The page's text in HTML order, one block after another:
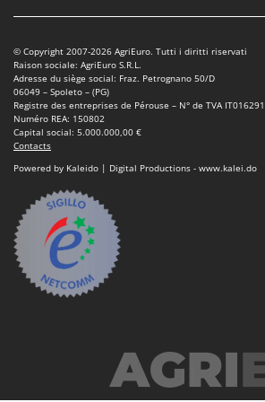
Sécateurs électriques à batterie
Sécateurs et Échenilloirs manuels
Sécateurs pneumatiques
Semoirs et Épandeurs d'engrais
Socs pour tracteur
Souffleurs aspirateurs pour
Soufreuses - Poudreuses à dos
Soufreuses - Poudreuses pour
Taille-haies
Tondeuses à Gazon
Intex
ITM
J JOLLY ITALIA
K
KAAZ
Karcher
Kasco
Kemper
Keter
© Copyright 2007-2026 AgriEuro. Tutti i diritti riservati
Raison sociale: AgriEuro S.R.L.
Adresse du siège social: Fraz. Petrognano 50/D
06049 – Spoleto – (PG)
Registre des entreprises de Pérouse – N° de TVA
Numéro REA: 150802
Capital social: 5.000.000,00 €
Contacts
Powered by Kaleido | Digital Productions - www.kalei.do